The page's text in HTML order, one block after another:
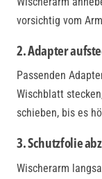
vorsichtig vom
2. Adapter
Passenden
Wischblatt
schieben, bis es
3. Schutzfolie
Wischerarm